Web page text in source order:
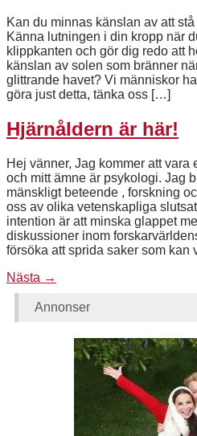
Kan du minnas känslan av att
Känna lutningen i din kropp när
klippkanten och gör dig redo att
känslan av solen som bränner
glittrande havet? Vi människor
göra just detta, tänka oss […]
Hjärnåldern är här!
Hej vänner, Jag kommer att vara
och mitt ämne är psykologi. Jag
mänskligt beteende , forskning
oss av olika vetenskapliga
intention är att minska glappet
diskussioner inom
försöka att sprida saker som kan
Nästa →
Annonser